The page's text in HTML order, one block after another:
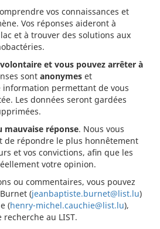
vos connaissances et
Vos réponses aideront à
et à trouver des solutions aux
et vous pouvez arrêter à
sont anonymes et
information permettant de vous
Les données seront gardées
mauvaise réponse. Nous vous
de répondre le plus honnêtement
et vos convictions, afin que les
votre opinion.
ou commentaires, vous pouvez
(jeanbaptiste.burnet@list.lu)
(henry-michel.cauchie@list.lu),
recherche au LIST.